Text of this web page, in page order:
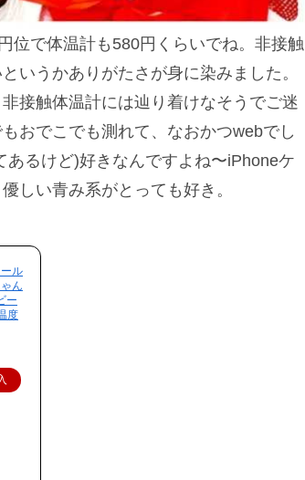
位で体温計も580円くらいでね。非接触
いうかありがたさが身に染みました。
接触体温計には辿り着けなそうでご迷
おでこでも測れて、なおかつwebでし
るけど)好きなんですよね〜iPhoneケ
しい青み系がとっても好き。
ル
ん
ー
度